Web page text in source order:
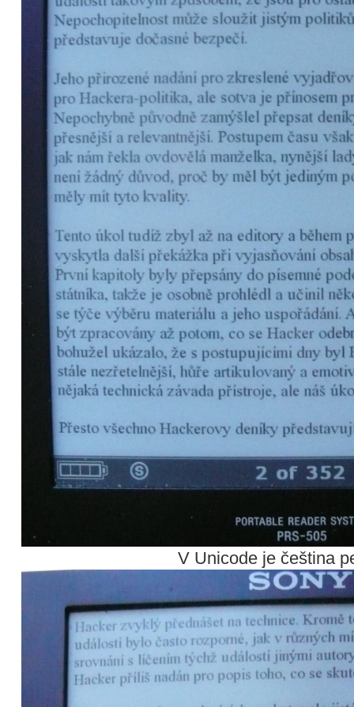
V Unicode je čeština